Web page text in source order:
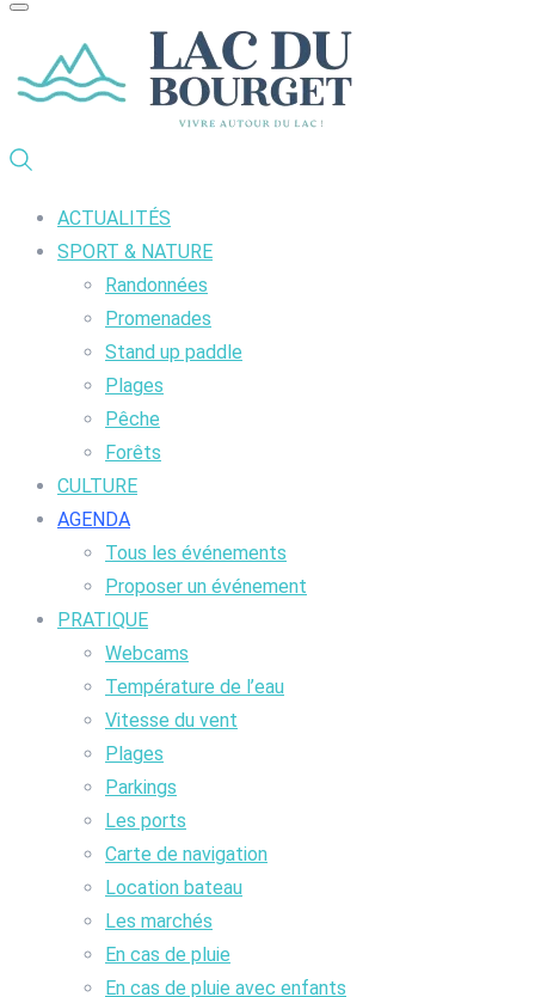
ACTUALITÉS
SPORT & NATURE
Randonnées
Promenades
Stand up paddle
Plages
Pêche
Forêts
CULTURE
AGENDA
Tous les événements
Proposer un événement
PRATIQUE
Webcams
Température de l’eau
Vitesse du vent
Plages
Parkings
Les ports
Carte de navigation
Location bateau
Les marchés
En cas de pluie
En cas de pluie avec enfants